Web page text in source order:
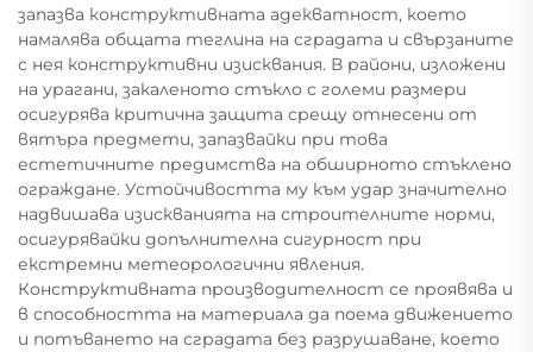
запазва конструктивната адекватност, което
намалява общата теглина на сградата и свързаните
с нея конструктивни изисквания. В райони, изложени
на урагани, закаленото стъкло с големи размери
осигурява критична защита срещу отнесени от
вятъра предмети, запазвайки при това
естетичните предимства на обширното стъклено
ограждане. Устойчивостта му към удар значително
надвишава изискванията на строителните норми,
осигурявайки допълнителна сигурност при
екстремни метеорологични явления.
Конструктивната производителност се проявява и
в способността на материала да поема движението
и потъването на сградата без разрушаване, което